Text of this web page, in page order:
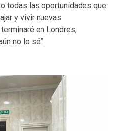
todas las oportunidades que
y vivir nuevas
en Londres,
no lo sé”.